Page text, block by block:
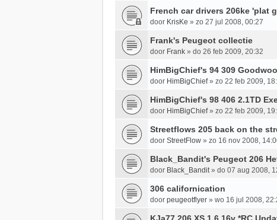
French car drivers 206ke 'plat
door KrisKe » zo 27 jul 2008, 00:27
Frank's Peugeot collectie
door Frank » do 26 feb 2009, 20:32
HimBigChief's 94 309
door HimBigChief» zo 22 feb 2009,
HimBigChief's 98 406 2.1TD
door HimBigChief» zo 22 feb 2009,
Streetflows 205 back on the
door StreetFlow » zo 16 nov 2008,
Black_Bandit's Peugeot 206
door Black_Bandit» do 07 aug 2008,
306 californication
door peugeotflyer » wo 16 jul 2008,